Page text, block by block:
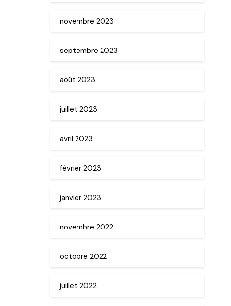
novembre 2023
septembre 2023
août 2023
juillet 2023
avril 2023
février 2023
janvier 2023
novembre 2022
octobre 2022
juillet 2022